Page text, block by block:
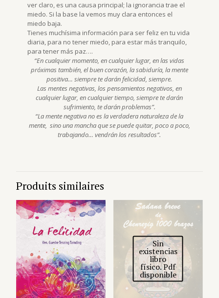
ver claro, es una causa principal; la ignorancia trae el
miedo. Si la base la vemos muy clara entonces el
miedo baja.
Tienes muchísima información para ser feliz en tu vida
diaria, para no tener miedo, para estar más tranquilo,
para tener más paz….
“En cualquier momento, en cualquier lugar, en las vidas
próximas también, el buen corazón, la sabiduría, la mente
positiva… siempre te darán felicidad, siempre.
Las mentes negativas, los pensamientos negativos, en
cualquier lugar, en cualquier tiempo, siempre te darán
sufrimiento, te darán problemas”.
“La mente negativa no es la verdadera naturaleza de la
mente, sino una mancha que se puede quitar, poco a poco,
trabajando… vendrán los resultados”.
Produits similaires
Sin
existencias
libro
físico. Pdf
disponible